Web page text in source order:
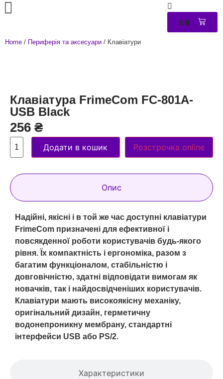
0 ₴
Home / Периферія та аксесуари / Клавіатури
Клавіатура FrimeCom FC-801А-
USB Black
256 ₴
Додати в кошик Розстрочка online
Опис
Характеристики
Надійні, якісні і в той же час доступні клавіатури
FrimeCom призначені для ефективної і
повсякденної роботи користувачів будь-якого
рівня. Їх компактність і ергономіка, разом з
багатим функціоналом, стабільністю і
довговічністю, здатні відповідати вимогам як
новачків, так і найдосвідченіших користувачів.
Клавіатури мають високоякісну механіку,
оригінальний дизайн, герметичну
водонепроникну мембрану, стандартні
інтерфейси USB або PS/2.